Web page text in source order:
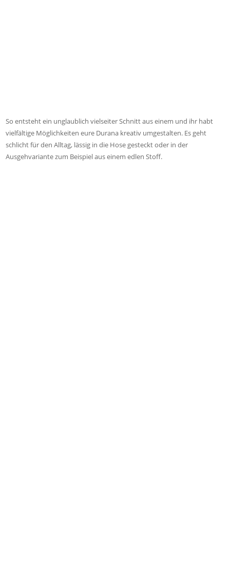
So entsteht ein unglaublich vielseiter Schnitt aus einem und ihr habt
vielfältige Möglichkeiten eure Durana kreativ umgestalten. Es geht
schlicht für den Alltag, lässig in die Hose gesteckt oder in der
Ausgehvariante zum Beispiel aus einem edlen Stoff.